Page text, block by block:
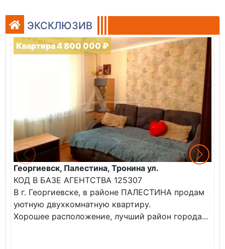
ЭКСКЛЮЗИВ
Квартира 4 800 000 ₽
Георгиевск, Палестина, Тронина ул.
КОД В БАЗЕ АГЕНТСТВА 125307
В г. Георгиевске, в районе ПАЛЕСТИНА продам
уютную двухкомнатную квартиру.
Хорошее расположение, лучший район города...